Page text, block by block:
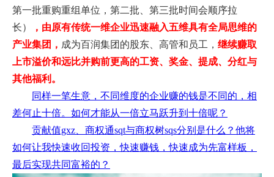
第一批重购重组单位，第二批、第三批时间会顺序拉
长）
，由原有传统一维企业迅速融入五维具有全局思维的
产业集团， 成为百润集团的股东、高管和员工， 继续赚取
上市溢价和远比并购前更高的工资、奖金、提成、分红与
其他福利。
同样一笔生意，不同维度的企业赚的钱是不同的，相
差何止十倍。如何才能从一倍立马跃升到十倍呢？
贡献值gxz、商权通sqt与商权树sqs分别是什么？他将
如何让我快速收回投资，快速赚钱，快速成为先富样板，
最后实现共同富裕的？